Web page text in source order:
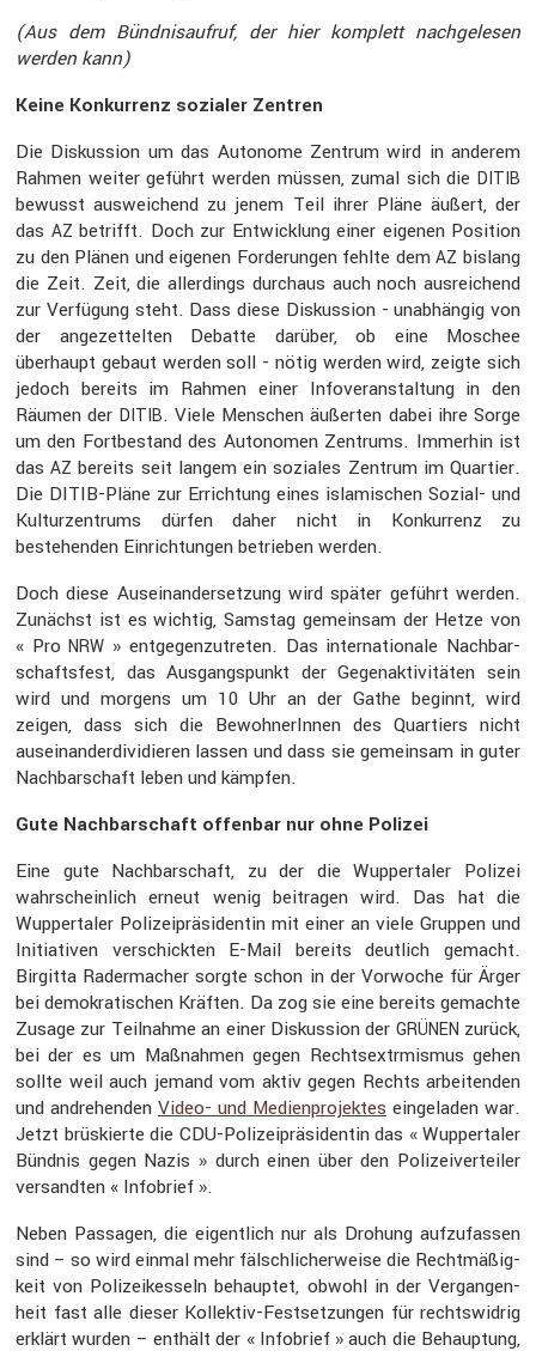
(Aus dem Bündnis­aufruf, der hier komplett nachge­lesen
werden kann)
Keine Konkur­renz sozialer Zentren
Die Diskus­sion um das Autonome Zentrum wird in anderem
Rahmen weiter geführt werden müssen, zumal sich die DITIB
bewusst auswei­chend zu jenem Teil ihrer Pläne äußert, der
das AZ betrifft. Doch zur Entwick­lung einer eigenen Position
zu den Plänen und eigenen Forde­rungen fehlte demAZ bislang
die Zeit. Zeit, die aller­dings durchaus auch noch ausrei­chend
zur Verfü­gung steht. Dass diese Diskus­sion - unabhängig von
der angezet­telten Debatte darüber, ob eine Moschee
überhaupt gebaut werden soll - nötig werden wird, zeigte sich
jedoch bereits im Rahmen einer Infover­an­stal­tung in den
Räumen der DITIB. Viele Menschen äußerten dabei ihre Sorge
um den Fortbe­stand des Autonomen Zentrums. Immerhin ist
dasAZ bereits seit langem ein soziales Zentrum im Quartier.
Die DITIB-Pläne zur Errich­tung eines islami­schen Sozial- und
Kultur­zen­trums dürfen daher nicht in Konkur­renz zu
bestehenden Einrich­tungen betrieben werden.
Doch diese Ausein­an­der­set­zung wird später geführt werden.
Zunächst ist es wichtig, Samstag gemeinsam der Hetze von
« ProNRW » entge­gen­zu­treten. Das inter­na­tio­nale Nachbar­
schafts­fest, das Ausgangs­punkt der Gegen­ak­ti­vi­täten sein
wird und morgens um 10 Uhr an der Gathe beginnt, wird
zeigen, dass sich die Bewoh­ne­rInnen des Quartiers nicht
ausein­an­der­di­vi­dieren lassen und dass sie gemeinsam in guter
Nachbar­schaft leben und kämpfen.
Gute Nachbar­schaft offenbar nur ohne Polizei
Eine gute Nachbar­schaft, zu der die Wupper­taler Polizei
wahrschein­lich erneut wenig beitragen wird. Das hat die
Wupper­taler Polizei­prä­si­dentin mit einer an viele Gruppen und
Initia­tiven verschickten E-Mail bereits deutlich gemacht.
Birgitta Rader­ma­cher sorgte schon in der Vorwoche für Ärger
bei demokra­ti­schen Kräften. Da zog sie eine bereits gemachte
Zusage zur Teilnahme an einer Diskus­sion der GRÜNEN zurück,
bei der es um Maßnahmen gegen Rechts­ex­trmismus gehen
sollte weil auch jemand vom aktiv gegen Rechts arbei­tenden
und andre­henden Video- und Medien­pro­jektes einge­laden war.
Jetzt brüskierte die CDU-Polizei­prä­si­dentin das « Wupper­taler
Bündnis gegen Nazis » durch einen über den Polizei­ver­teiler
versandten « Infobrief ».
Neben Passagen, die eigent­lich nur als Drohung aufzu­fassen
sind – so wird einmal mehr fälsch­li­cher­weise die Recht­mä­ßig­
keit von Polizei­kes­seln behauptet, obwohl in der Vergan­gen­
heit fast alle dieser Kollektiv-Festset­zungen für rechts­widrig
erklärt wurden – enthält der « Infobrief » auch die Behaup­tung,